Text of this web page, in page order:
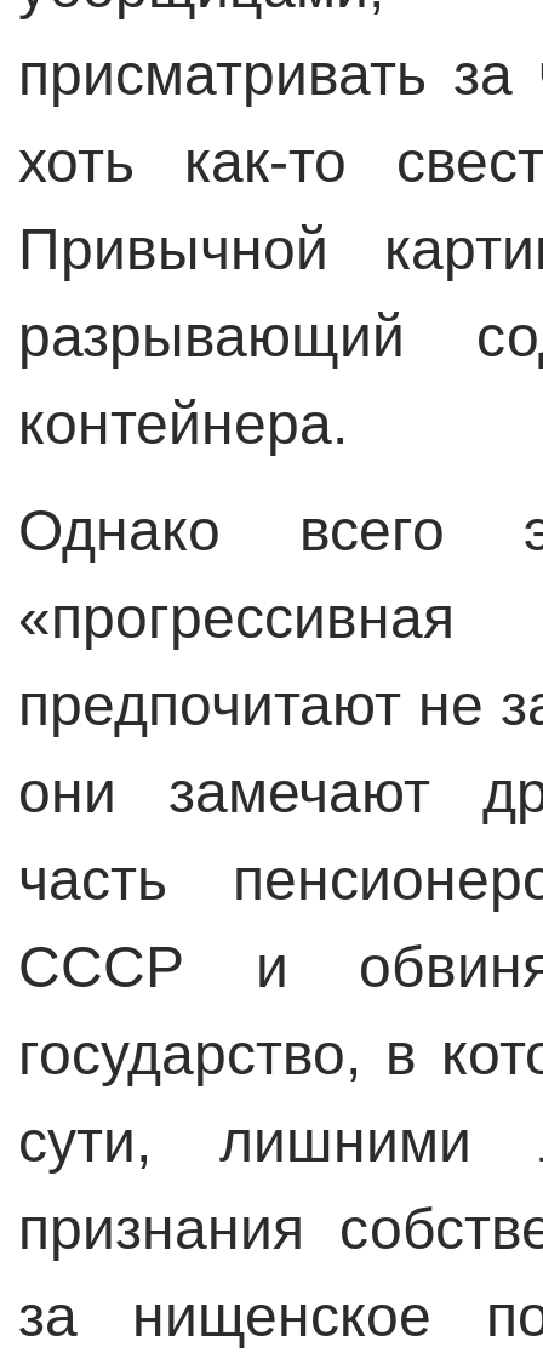
присматривать
хоть как-то
Привычной
разрывающий
контейнера.
Однако всего
предпочитают не
они замечают
часть
СССР и
государство, в
сути, лишними
признания
за нищенское